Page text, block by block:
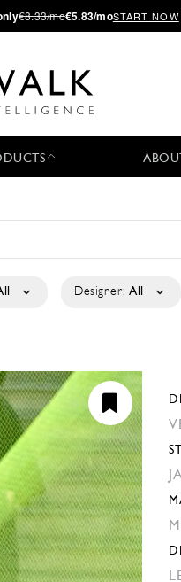
€8.33/mo€5.83/moSTART NOW
Designer: All